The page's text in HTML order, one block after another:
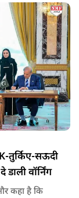
तुर्किए-सऊदी
वॉर्निंग
कहा है कि